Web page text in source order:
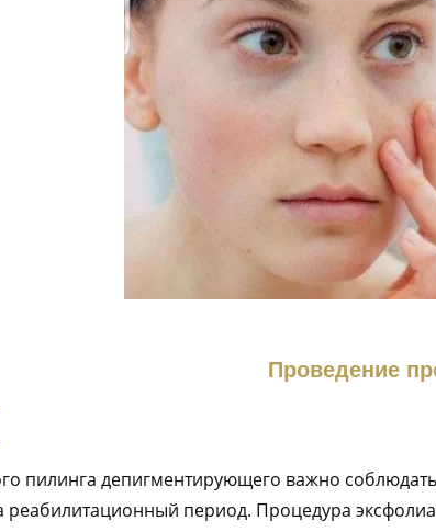
Проведение
пилинга депигментирующего важно
реабилитационный период. Процедура